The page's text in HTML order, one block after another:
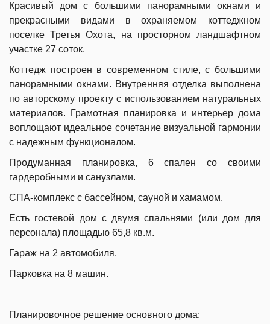
Красивый дом с большими панорамными окнами и
прекрасными видами в охраняемом коттеджном
поселке Третья Охота, на просторном ландшафтном
участке 27 соток.
Коттедж построен в современном стиле, с большими
панорамными окнами. Внутренняя отделка выполнена
по авторскому проекту с использованием натуральных
материалов. Грамотная планировка и интерьер дома
воплощают идеальное сочетание визуальной гармонии
с надежным функционалом.
Продуманная планировка, 6 спален со своими
гардеробными и санузлами.
СПА-комплекс с бассейном, сауной и хамамом.
Есть гостевой дом с двумя спальнями (или дом для
персонала) площадью 65,8 кв.м.
Гараж на 2 автомобиля.
Парковка на 8 машин.
Планировочное решение основного дома: